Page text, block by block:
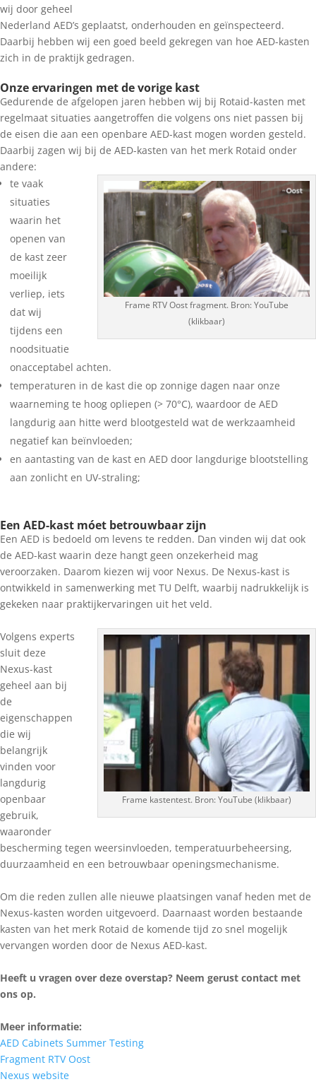
wij door geheel
Nederland AED’s geplaatst, onderhouden en geïnspecteerd.
Daarbij hebben wij een goed beeld gekregen van hoe AED-kasten
zich in de praktijk gedragen.
Onze ervaringen met de vorige kast
Gedurende de afgelopen jaren hebben wij bij Rotaid-kasten met
regelmaat situaties aangetroffen die volgens ons niet passen bij
de eisen die aan een openbare AED-kast mogen worden gesteld.
Daarbij zagen wij bij de AED-kasten van het merk Rotaid onder
andere:
Frame RTV Oost fragment. Bron: YouTube
(klikbaar)
te vaak
situaties
waarin het
openen van
de kast zeer
moeilijk
verliep, iets
dat wij
tijdens een
noodsituatie
onacceptabel achten.
temperaturen in de kast die op zonnige dagen naar onze
waarneming te hoog opliepen (> 70°C), waardoor de AED
langdurig aan hitte werd blootgesteld wat de werkzaamheid
negatief kan beïnvloeden;
en aantasting van de kast en AED door langdurige blootstelling
aan zonlicht en UV-straling;
Een AED-kast móet betrouwbaar zijn
Een AED is bedoeld om levens te redden. Dan vinden wij dat ook
de AED-kast waarin deze hangt geen onzekerheid mag
veroorzaken. Daarom kiezen wij voor Nexus. De Nexus-kast is
ontwikkeld in samenwerking met TU Delft, waarbij nadrukkelijk is
gekeken naar praktijkervaringen uit het veld.
Frame kastentest. Bron: YouTube (klikbaar)
Volgens experts
sluit deze
Nexus-kast
geheel aan bij
de
eigenschappen
die wij
belangrijk
vinden voor
langdurig
openbaar
gebruik,
waaronder
bescherming tegen weersinvloeden, temperatuurbeheersing,
duurzaamheid en een betrouwbaar openingsmechanisme.
Om die reden zullen alle nieuwe plaatsingen vanaf heden met de
Nexus-kasten worden uitgevoerd. Daarnaast worden bestaande
kasten van het merk Rotaid de komende tijd zo snel mogelijk
vervangen worden door de Nexus AED-kast.
Heeft u vragen over deze overstap? Neem gerust contact met
ons op.
Meer informatie:
AED Cabinets Summer Testing
Fragment RTV Oost
Nexus website